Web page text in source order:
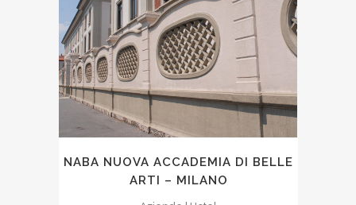
NABA NUOVA ACCADEMIA DI BELLE
ARTI – MILANO